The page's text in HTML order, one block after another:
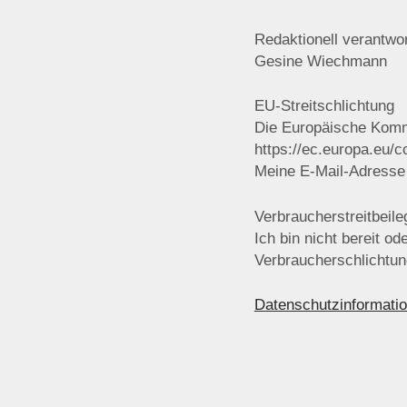
Redaktionell
Gesine Wiechmann
EU-Streitschlichtung
Die Europäische
https://ec.europa.eu/
Meine E-Mail-
Ich bin nicht bereit